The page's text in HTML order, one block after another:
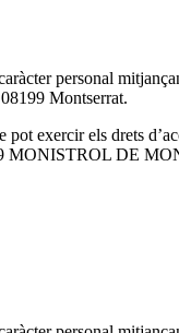
personal
Montserrat.
exercir els drets
MONISTROL DE